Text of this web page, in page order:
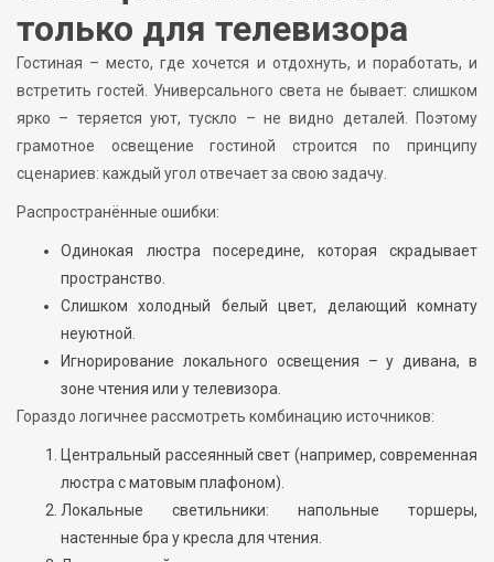
только для телевизора
Гостиная – место, где хочется и отдохнуть, и поработать, и
встретить гостей. Универсального света не бывает: слишком
ярко – теряется уют, тускло – не видно деталей. Поэтому
грамотное освещение гостиной строится по принципу
сценариев: каждый угол отвечает за свою задачу.
Распространённые ошибки:
Одинокая люстра посередине, которая скрадывает
пространство.
Слишком холодный белый цвет, делающий комнату
неуютной.
Игнорирование локального освещения – у дивана, в
зоне чтения или у телевизора.
Гораздо логичнее рассмотреть комбинацию источников:
Центральный рассеянный свет (например, современная
люстра с матовым плафоном).
Локальные светильники: напольные торшеры,
настенные бра у кресла для чтения.